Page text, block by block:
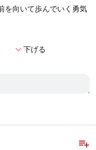
を向いて歩んでいく勇気
expand_more下げる
playlist_add